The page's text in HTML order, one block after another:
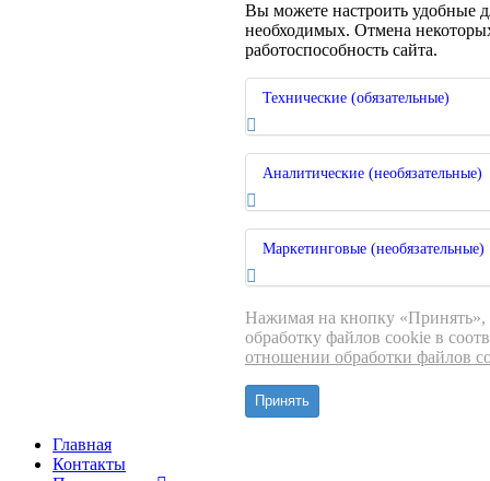
Вы можете настроить удобные
необходимых. Отмена
работоспособность сайта.
Технические (обязательные)
Аналитические (необязательные)
Маркетинговые (необязательные)
Нажимая на кнопку «Принять»,
обработку файлов cookie в
отношении обработки файлов
Принять
Главная
Контакты